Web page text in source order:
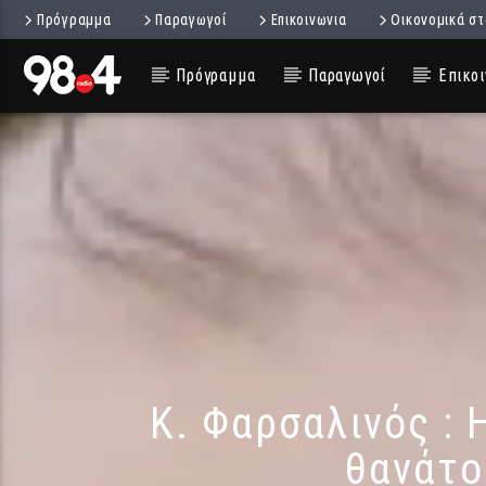
Πρόγραμμα Παραγωγοί Επικοινωνια Οικονομικά
Πρόγραμμα Παραγωγοί
Κ. Φαρσαλινός :